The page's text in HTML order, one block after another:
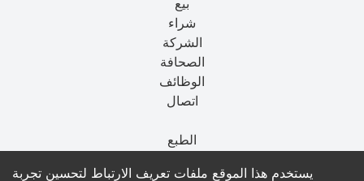
يستخدم هذا الموقع ملفات تعريف الارتباط لتحسين تجربة
شراء
الشركة
الصحافة
الوظائف
اتصال
الطبع